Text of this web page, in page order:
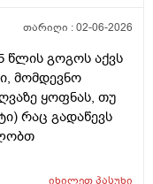
შეგრძნება
28-32 დღე
თარიღი :02-06-2026
წლის გოგოს აქვს
მომდევნო
ყოფნას, თუ
რაც გადაწევს
იხილეთპასუხი